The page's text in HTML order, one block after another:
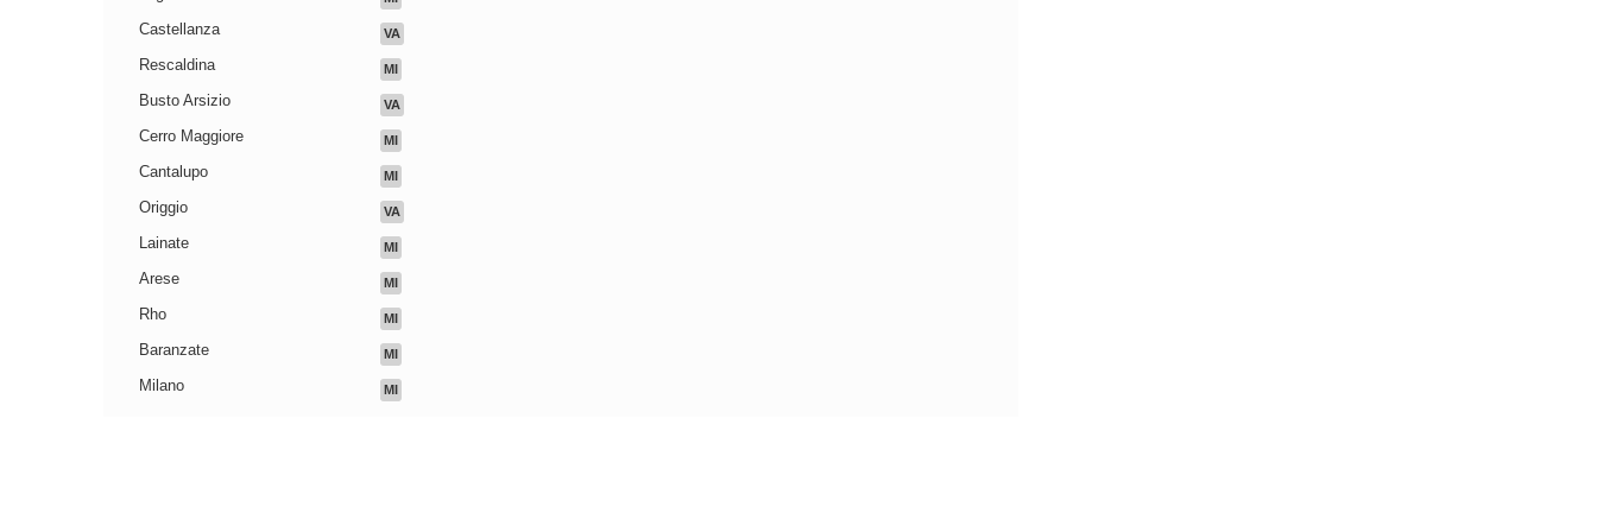
Castellanza VA
Rescaldina MI
Busto Arsizio VA
Cerro Maggiore MI
Cantalupo MI
Origgio VA
Lainate MI
Arese MI
Rho MI
Baranzate MI
Milano MI